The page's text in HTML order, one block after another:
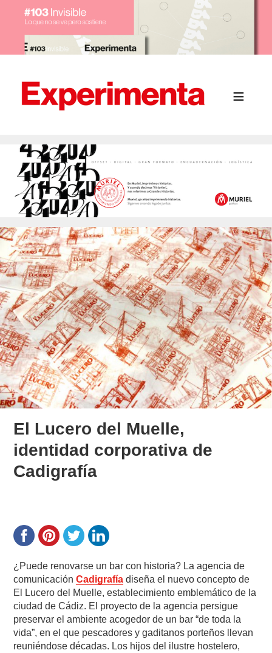
El Lucero del Muelle,
identidad corporativa de
Cadigrafía
¿Puede renovarse un bar con historia? La agencia de
comunicaciónCadigrafía diseña el nuevo concepto de
El Lucero del Muelle, establecimiento emblemático de la
ciudad de Cádiz. El proyecto de la agencia persigue
preservar el ambiente acogedor de un bar “de toda la
vida”, en el que pescadores y gaditanos porteños llevan
reuniéndose décadas. Los hijos del ilustre hostelero,